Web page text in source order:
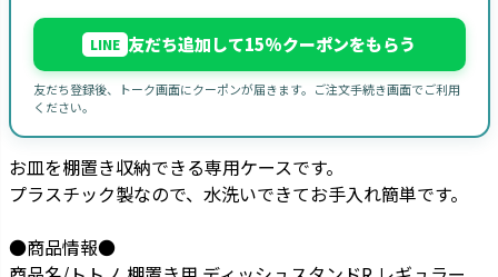
LINE 友だち追加して15%クーポンをもらう
友だち登録後、トーク画面にクーポンが届きます。ご注文手続き画面でご利用
ください。
お皿を棚置き収納できる専用ケースです。
プラスチック製なので、水洗いできてお手入れ簡単です。
●商品情報●